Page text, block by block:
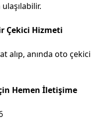
Çekici Hizmeti
alıp, anında oto çekici
Hemen İletişime